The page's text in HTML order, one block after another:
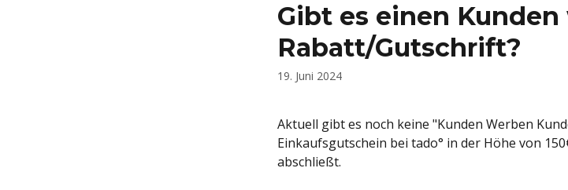
Gibt es einen
Rabatt/Gutschrift?
19. Juni 2024
Aktuell gibt es noch keine "Kunden Werben
Einkaufsgutschein bei tado° in der Höhe von
abschließt.